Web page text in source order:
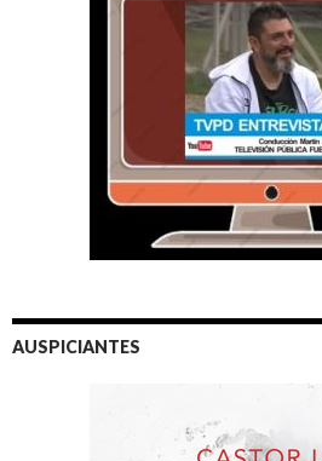
AUSPICIANTES